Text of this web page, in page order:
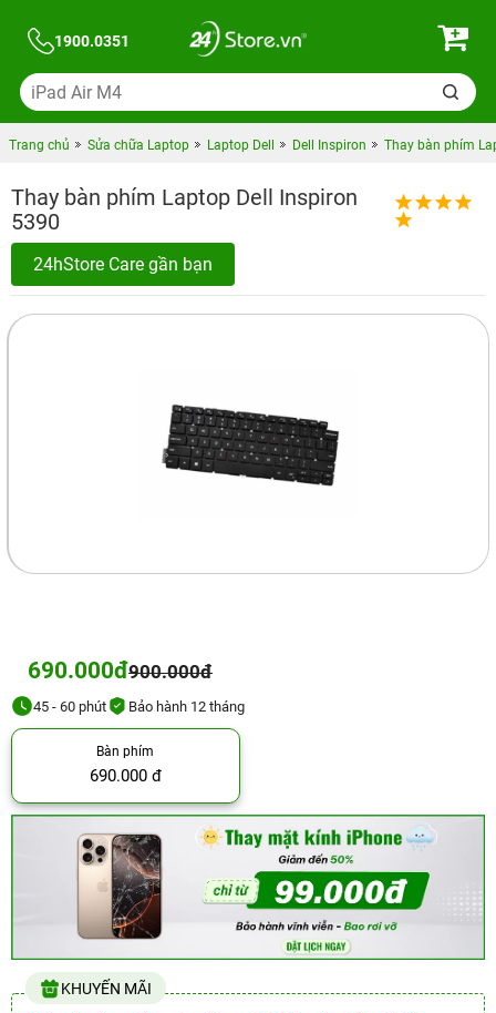
1900.0351
Trang chủ Sửa chữa Laptop Laptop Dell Dell Inspiron Thay bàn phím
Thay bàn phím Laptop Dell Inspiron
5390
24hStore Care gần bạn
690.000đ900.000đ
45 - 60 phút Bảo hành 12 tháng
Bàn phím
690.000 đ
KHUYẾN MÃI